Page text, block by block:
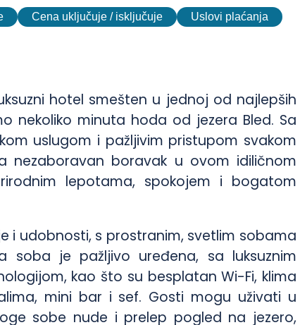
Cena uključuje / isključuje
Uslovi plaćanja
hotel smešten u jednoj od najlepših
nekoliko minuta hoda od jezera Bled. Sa
uslugom i pažljivim pristupom svakom
nezaboravan boravak u ovom idiličnom
lepotama, spokojem i bogatom
i udobnosti, s prostranim, svetlim sobama
soba je pažljivo uređena, sa luksuznim
kao što su besplatan Wi-Fi, klima
mini bar i sef. Gosti mogu uživati u
sobe nude i prelep pogled na jezero,